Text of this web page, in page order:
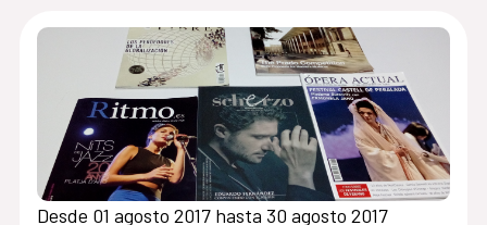
Desde 01 agosto 2017 hasta 30 agosto 2017